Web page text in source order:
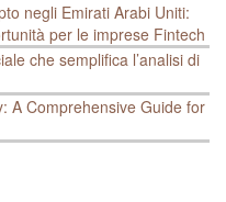
negli Emirati Arabi Uniti:
per le imprese Fintech
che semplifica l’analisi di
A Comprehensive Guide for